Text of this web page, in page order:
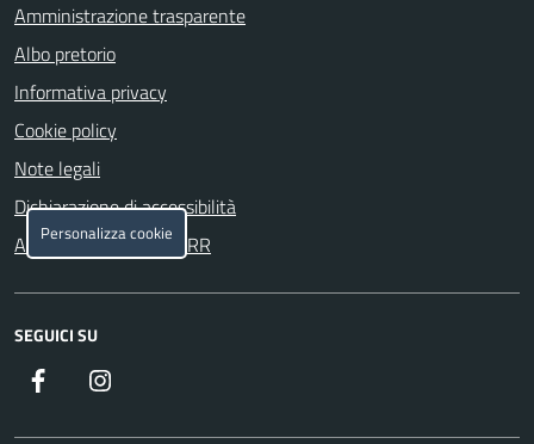
Amministrazione trasparente
Albo pretorio
Informativa privacy
Cookie policy
Note legali
Dichiarazione di accessibilità
Attuazione misure PNRR
SEGUICI SU
Facebook
Personalizza cookie